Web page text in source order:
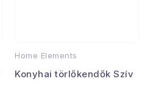
Home Elements
Konyhai törlőkendők Szív